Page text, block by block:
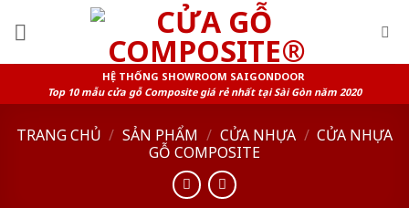
HỆ THỐNG SHOWROOM SAIGONDOOR
Top 10 mẫu cửa gỗ Composite giá rẻ nhất tại Sài Gòn năm 2020
TRANG CHỦ / SẢN PHẨM / CỬA NHỰA / CỬA NHỰA
GỖ COMPOSITE